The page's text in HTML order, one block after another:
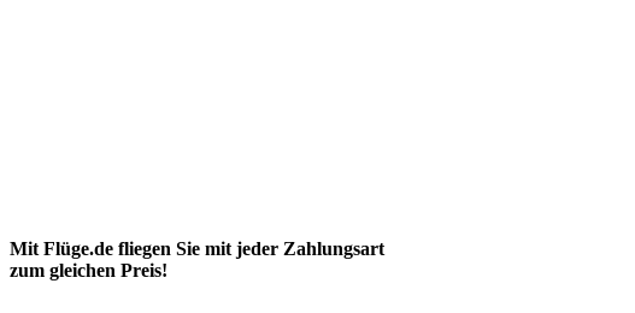
Mit Flüge.de fliegen Sie mit jeder Zahlungsart
zum gleichen Preis!